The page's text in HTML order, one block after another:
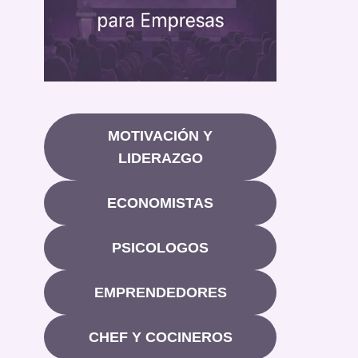
MOTIVACIÓN Y
LIDERAZGO
ECONOMISTAS
PSICOLOGOS
EMPRENDEDORES
CHEF Y COCINEROS